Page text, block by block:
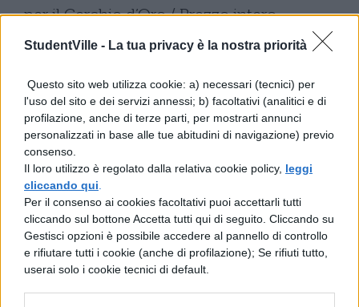
StudentVille - La tua privacy è la nostra priorità
Questo sito web utilizza cookie: a) necessari (tecnici) per
l'uso del sito e dei servizi annessi; b) facoltativi (analitici e di
profilazione, anche di terze parti, per mostrarti annunci
personalizzati in base alle tue abitudini di navigazione) previo
consenso.
Il loro utilizzo è regolato dalla relativa cookie policy, leggi
cliccando qui
Per il consenso ai cookies facoltativi puoi accettarli tutti
cliccando sul bottone Accetta tutti qui di seguito. Cliccando su
Gestisci opzioni è possibile accedere al pannello di controllo
e rifiutare tutti i cookie (anche di profilazione); Se rifiuti tutto,
userai solo i cookie tecnici di default.
per il Cerchio d’Oro / Prezzo intero
verrebbe a costare 80,50 € + Commissioni;
64,40 € + Commissioni.
Il Pacchetto Corsia Rapida – Cerchio Oro /
Prezzo intero (che comprende 1 biglietto
PIT in piedi*, la fast lane, l’accesso gratuito
alla toilette premium, 1 pass laminato
commemorativo e dei gadget del Festival
costerebbe 125,50 € + Commissioni. Il